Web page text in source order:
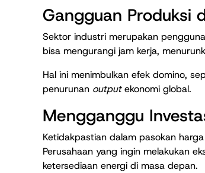
Gangguan Produksi
Sektor industri merupakan
bisa mengurangi jam kerja,
Hal ini menimbulkan efek domino,
penurunan outputekonomi global.
Mengganggu
Ketidakpastian dalam pasokan
Perusahaan yang ingin melakukan
ketersediaan energi di masa depan.